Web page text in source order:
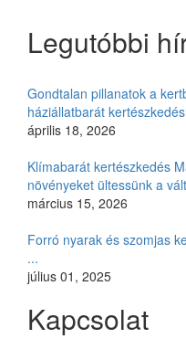
Legutóbbi
Gondtalan pillanatok a
háziállatbarát
április 18, 2026
Klímabarát kertészkedés
növényeket ültessünk a
március 15, 2026
Forró nyarak és szomjas
...
július 01, 2025
Kapcsolat